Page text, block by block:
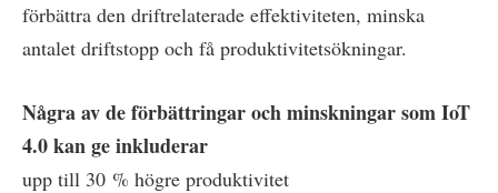
förbättra den driftrelaterade effektiviteten, minska
antalet driftstopp och få produktivitetsökningar.
Några av de förbättringar och minskningar som IoT
4.0 kan ge inkluderar
upp till 30 % högre produktivitet